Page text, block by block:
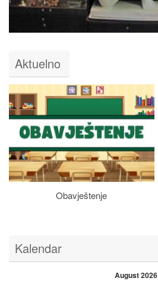
Aktuelno
Obavještenje
Kalendar
August 2026